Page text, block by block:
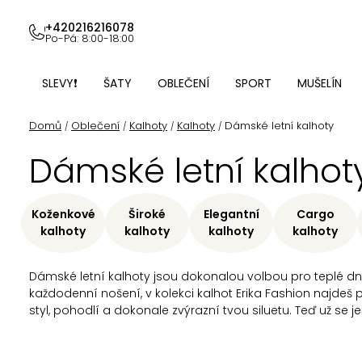
obsah
+420216216078
Po-Pá: 8:00-18:00
SLEVY❗ ŠATY OBLEČENÍ SPORT MUŠELÍN
Domů / Oblečení / Kalhoty / Kalhoty / Dámské letní kalhoty
Dámské letní
Dámské letní kalhoty jsou dokonalou volbou pro teplé
každodenní nošení, v kolekci kalhot Erika Fashion
styl, pohodlí a dokonale zvýrazní tvou siluetu. Teď už se
Koženkové
kalhoty
Široké
kalhoty
Elegantní
kalhoty
Cargo
kalhoty